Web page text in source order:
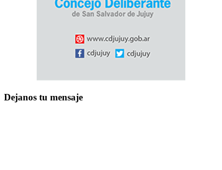
Dejanos tu mensaje